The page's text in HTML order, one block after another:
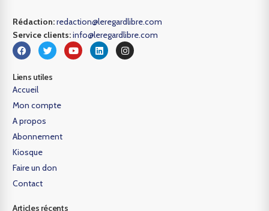
Rédaction:redaction@leregardlibre.com
Service clients:info@leregardlibre.com
Liens utiles
Accueil
Mon compte
A propos
Abonnement
Kiosque
Faire un don
Contact
Articles récents